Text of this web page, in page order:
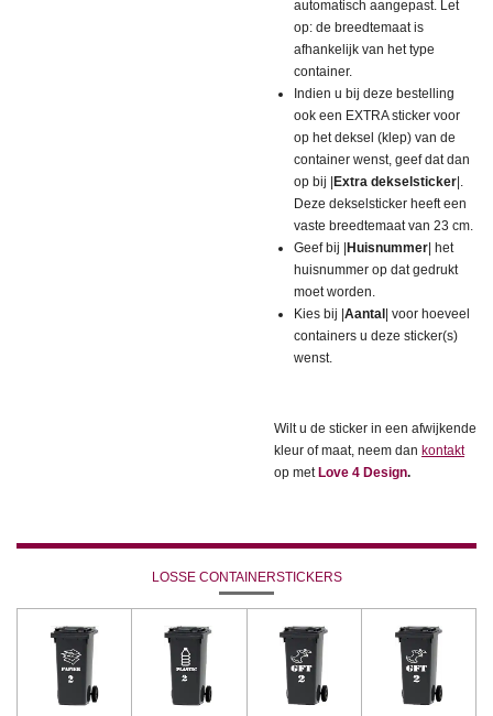
automatisch aangepast. Let
op: de breedtemaat is
afhankelijk van het type
container.
Indien u bij deze bestelling
ook een EXTRA sticker voor
op het deksel (klep) van de
container wenst, geef dat dan
op bij |
Extra dekselsticker |.
Deze dekselsticker heeft een
vaste breedtemaat van 23 cm.
Geef bij |
Huisnummer | het
huisnummer op dat gedrukt
moet worden.
Kies bij | Aantal
| voor hoeveel
containers u deze sticker(s)
wenst.
Wilt u de sticker in een afwijkende
kleur of maat, neem dan kontakt
op met Love 4 Design.
LOSSE CONTAINERSTICKERS